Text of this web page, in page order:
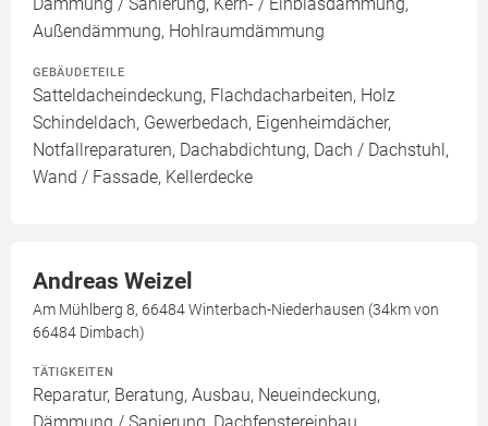
Außendämmung, Hohlraumdämmung
GEBÄUDETEILE
Satteldacheindeckung, Flachdacharbeiten, Holz
Schindeldach, Gewerbedach, Eigenheimdächer,
Notfallreparaturen, Dachabdichtung, Dach / Dachstuhl,
Wand / Fassade, Kellerdecke
Andreas Weizel
Am Mühlberg 8, 66484 Winterbach-Niederhausen (34km von
66484 Dimbach)
TÄTIGKEITEN
Reparatur, Beratung, Ausbau, Neueindeckung,